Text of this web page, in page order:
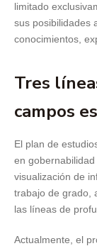
limitado
sus posibilidades
conocimientos,
Tres
campos
El plan de
en
visualización de
trabajo de grado,
las líneas de
Actualmente, el